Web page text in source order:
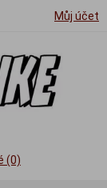
Můj účet
(0)